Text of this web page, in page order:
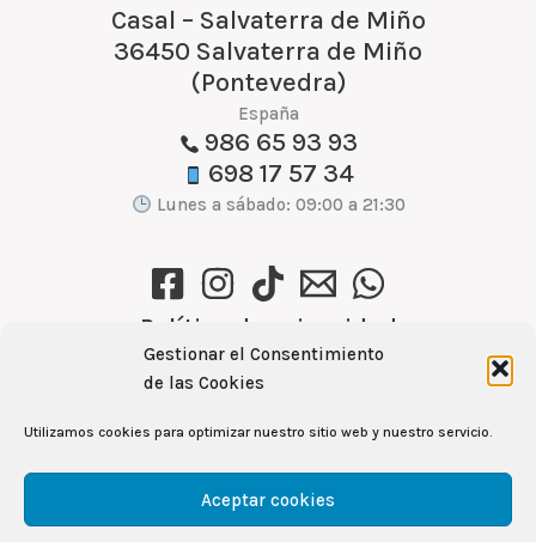
Gestionar el Consentimiento
de las Cookies
Utilizamos cookies para optimizar nuestro sitio web y nuestro servicio.
Aceptar cookies
Casal – Salvaterra de Miño
36450 Salvaterra de Miño
(Pontevedra)
España
986 65 93 93
698 17 57 34
Lunes a sábado: 09:00 a 21:30
Política de privacidad
Política de cookies (UE)
Aviso Legal
Ver recetas →